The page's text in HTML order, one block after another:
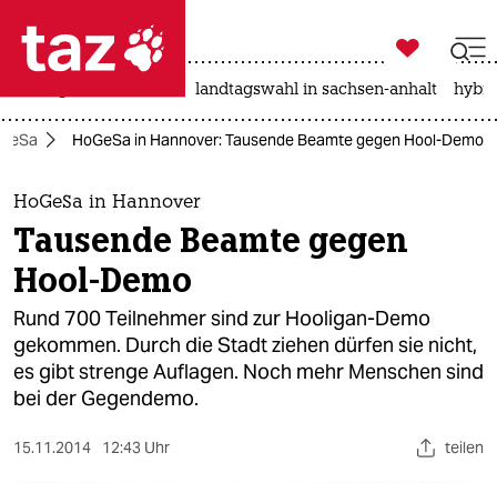
 taz zahl ich
taz zahl ich
themen
politik
öko
gesellschaft
kultur
sport

taz zahl ich
landtagswahl in sachsen-anhalt
HoGeSa in Hannover: Tausende Beamte gegen Hool-Demo
HoGeSa in Hannover
Tausende Beamte gegen
Hool-Demo
Rund 700 Teilnehmer sind zur Hooligan-Demo
gekommen. Durch die Stadt ziehen dürfen sie nicht,
es gibt strenge Auflagen. Noch mehr Menschen sind
bei der Gegendemo.
15.11.2014 12:43 Uhr teilen